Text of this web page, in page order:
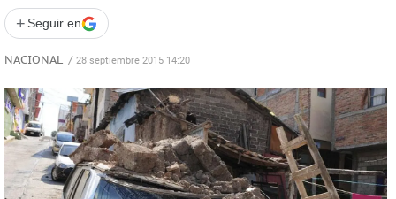
+ Seguir en
NACIONAL / 28 septiembre 2015 14:20